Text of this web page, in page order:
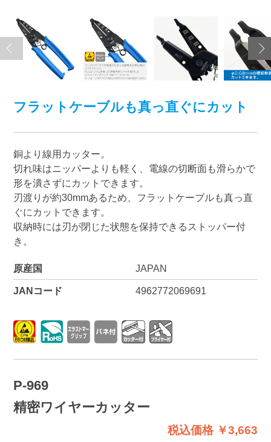
フラットケーブルも真っ直ぐにカット
銅より線用カッター。
切れ味はニッパーよりも軽く、電線の切断面も滑らかで
形を潰さずにカットできます。
刃渡りが約30mmあるため、フラットケーブルも真っ直
ぐにカットできます。
収納時には刃が閉じた状態を保持できるストッパー付
き。
原産国 JAPAN
JANコード 4962772069691
P-969
精密ワイヤーカッター
税込価格 ￥3,663